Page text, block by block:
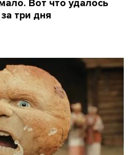
Вот что удалось
три дня